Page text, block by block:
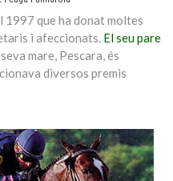
1997 que ha donat moltes
i afeccionats. El seu pare
mare, Pescara, és
diversos premis